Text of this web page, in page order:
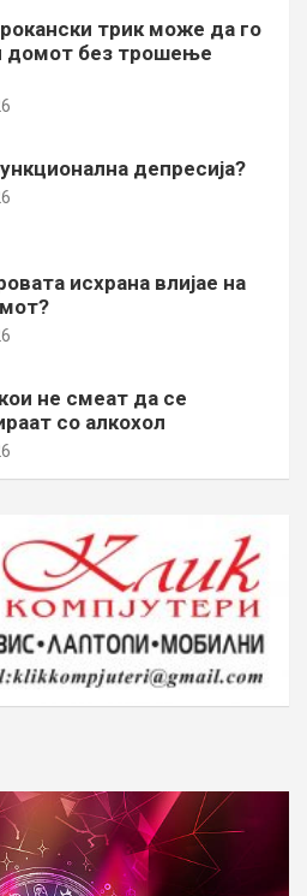
трик може да го
домот без трошење
депресија?
исхрана влијае на
не смеат да се
со алкохол